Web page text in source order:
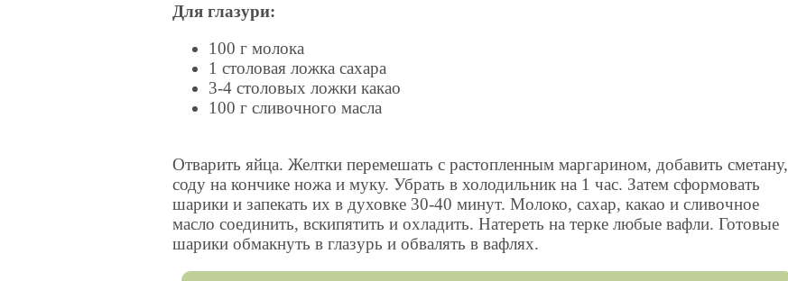
Для глазури:
100 г молока
1 столовая ложка сахара
3-4 столовых ложки какао
100 г сливочного масла
Отварить яйца. Желтки перемешать с растопленным маргарином, добавить сметану,
соду на кончике ножа и муку. Убрать в холодильник на 1 час. Затем сформовать
шарики и запекать их в духовке 30-40 минут. Молоко, сахар, какао и сливочное
масло соединить, вскипятить и охладить. Натереть на терке любые вафли. Готовые
шарики обмакнуть в глазурь и обвалять в вафлях.